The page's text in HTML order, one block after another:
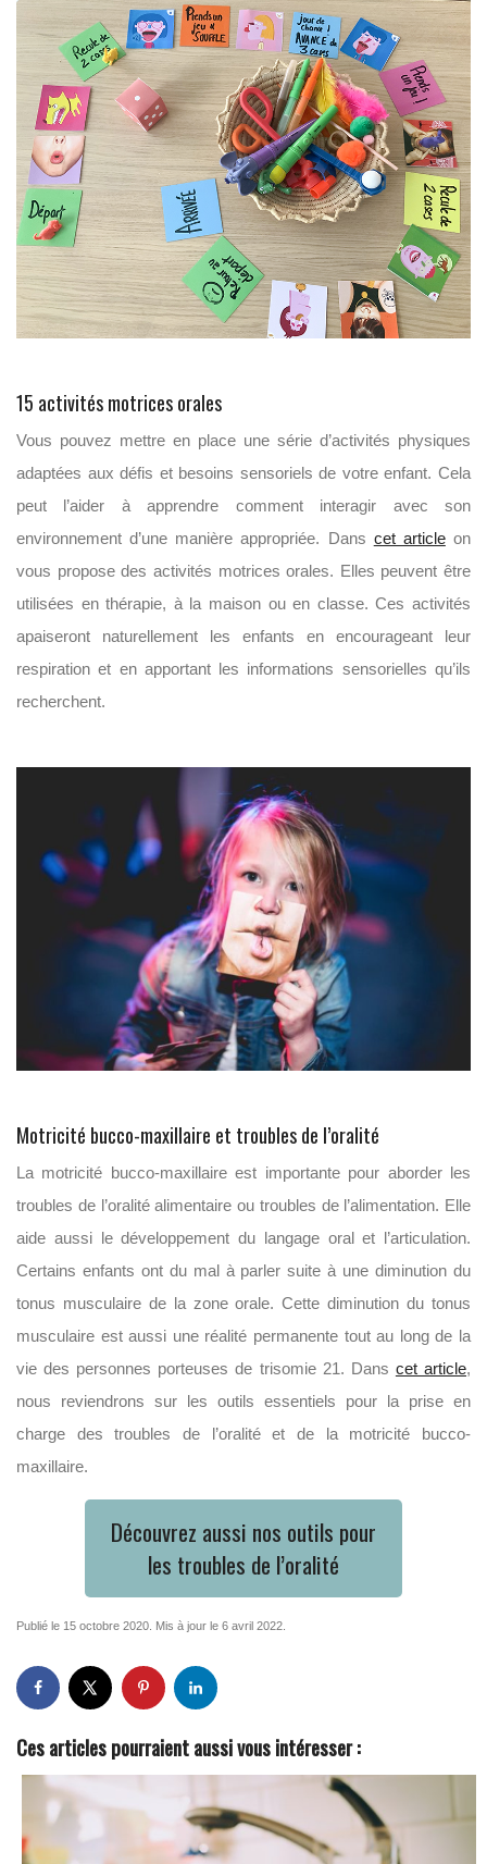
15 activités motrices orales
Vous pouvez mettre en place une série d’activités physiques
adaptées aux défis et besoins sensoriels de votre enfant. Cela
peut l’aider à apprendre comment interagir avec son
environnement d’une manière appropriée. Dans cet articleon
vous propose des activités motrices orales. Elles peuvent être
utilisées en thérapie, à la maison ou en classe. Ces activités
apaiseront naturellement les enfants en encourageant leur
respiration et en apportant les informations sensorielles qu’ils
recherchent.
Motricité bucco-maxillaire et troubles de l’oralité
La motricité bucco-maxillaire est importante pour aborder les
troubles de l’oralité alimentaire ou troubles de l’alimentation. Elle
aide aussi le développement du langage oral et l’articulation.
Certains enfants ont du mal à parler suite à une diminution du
tonus musculaire de la zone orale. Cette diminution du tonus
musculaire est aussi une réalité permanente tout au long de la
vie des personnes porteuses de trisomie 21. Dans cet article,
nous reviendrons sur les outils essentiels pour la prise en
charge des troubles de l’oralité et de la motricité bucco-
maxillaire.
Découvrez aussi nos outils pour
les troubles de l’oralité
Publié le 15 octobre 2020. Mis à jour le 6 avril 2022.
Ces articles pourraient aussi vous intéresser :